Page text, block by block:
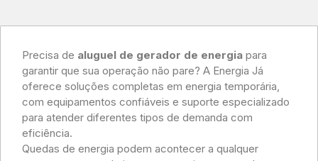
Precisa de aluguel de gerador de energia para
garantir que sua operação não pare? A Energia Já
oferece soluções completas em energia temporária,
com equipamentos confiáveis e suporte especializado
para atender diferentes tipos de demanda com
eficiência.
Quedas de energia podem acontecer a qualquer